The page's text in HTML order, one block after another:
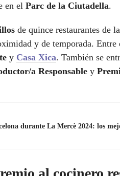
en el Parc de la Ciutadella.
de quince restaurantes de
y de temporada. Entre
y Casa Xica. También se
a Responsable y
durante La Mercè 2024: los